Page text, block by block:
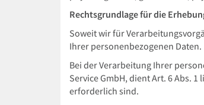
Rechtsgrundlage für die
Soweit wir für
Ihrer personenbezogenen Daten.
Bei der Verarbeitung Ihrer
Service GmbH, dient Art. 6 Abs.
erforderlich sind.